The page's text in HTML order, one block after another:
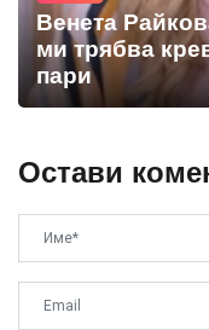
Венета
ми трябва
пари
Остави